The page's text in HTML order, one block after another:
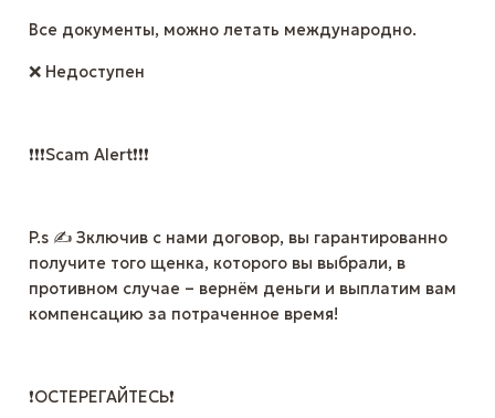
Все документы, можно летать международно.
❌ Недоступен
❗❗❗Scam Alert❗❗❗
P.s ✍ Зключив с нами договор, вы гарантированно
получите того щенка, которого вы выбрали, в
противном случае – вернём деньги и выплатим вам
компенсацию за потраченное время!
❗ОСТЕРЕГАЙТЕСЬ❗